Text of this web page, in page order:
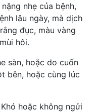
nhẹ của bệnh,
lâu ngày, mà dịch
đục, màu vàng
hôi.
sàn, hoặc do cuốn
bên, hoặc cùng lúc
hoặc không ngửi